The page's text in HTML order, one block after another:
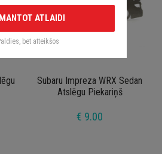
Subaru Impreza WRX Sedan
Atslēgu Piekariņš
€ 9.00
ATLAIDI
bet atteikšos